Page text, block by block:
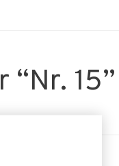
“Nr. 15”